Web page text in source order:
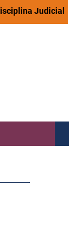
Judicial